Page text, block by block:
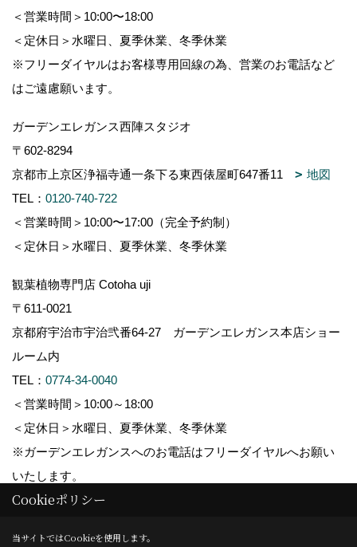
＜営業時間＞10:00〜18:00
＜定休日＞水曜日、夏季休業、冬季休業
※フリーダイヤルはお客様専用回線の為、営業のお電話など
はご遠慮願います。
ガーデンエレガンス西陣スタジオ
〒602-8294
京都市上京区浄福寺通一条下る東西俵屋町647番11
地図
TEL： 0120-740-722
＜営業時間＞10:00〜17:00（完全予約制）
＜定休日＞水曜日、夏季休業、冬季休業
観葉植物専門店 Cotoha uji
〒611-0021
京都府宇治市宇治弐番64-27 ガーデンエレガンス本店ショー
ルーム内
TEL： 0774-34-0040
＜営業時間＞10:00～18:00
＜定休日＞水曜日、夏季休業、冬季休業
※ガーデンエレガンスへのお電話はフリーダイヤルへお願い
いたします。
Copyright (c) GARDEN ELEGANCE. All Rights Reserved.
_
Cookieポリシー
当サイトではCookieを使用します。